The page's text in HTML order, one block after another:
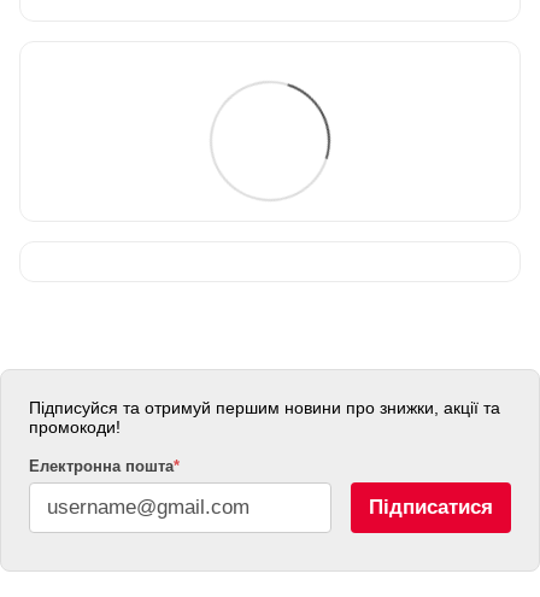
Підписуйся та отримуй першим новини про знижки, акції та
промокоди!
Електронна пошта*
Підписатися